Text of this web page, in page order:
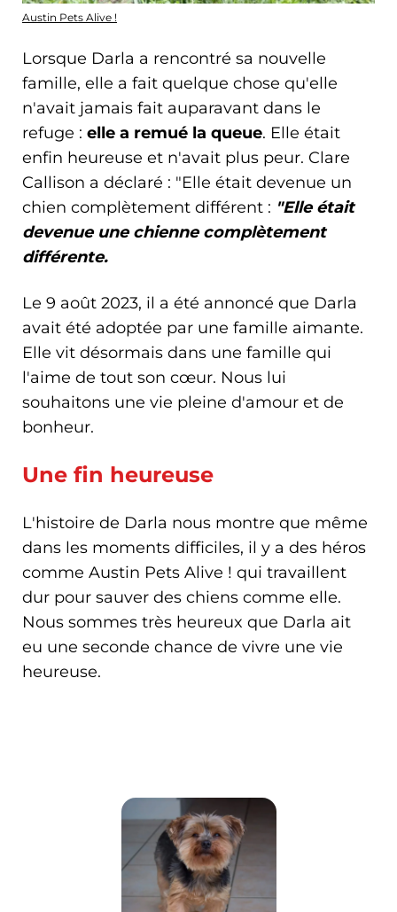
Austin Pets Alive !
Lorsque Darla a rencontré sa nouvelle
famille, elle a fait quelque chose qu'elle
n'avait jamais fait auparavant dans le
refuge : elle a remué la queue. Elle était
enfin heureuse et n'avait plus peur. Clare
Callison a déclaré : "Elle était devenue un
chien complètement différent : "Elle était
devenue une chienne complètement
différente.
Le 9 août 2023, il a été annoncé que Darla
avait été adoptée par une famille aimante.
Elle vit désormais dans une famille qui
l'aime de tout son cœur. Nous lui
souhaitons une vie pleine d'amour et de
bonheur.
Une fin heureuse
L'histoire de Darla nous montre que même
dans les moments difficiles, il y a des héros
comme Austin Pets Alive ! qui travaillent
dur pour sauver des chiens comme elle.
Nous sommes très heureux que Darla ait
eu une seconde chance de vivre une vie
heureuse.